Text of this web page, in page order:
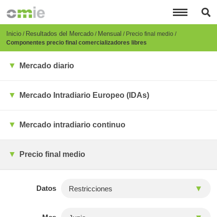
principal
Breadcrumb
Inicio Resultados del Mercado Mensual
Precio final medio
Componentes precio final comercializadores libres
Mercado diario
Mercado Intradiario Europeo (IDAs)
Mercado intradiario continuo
Precio final medio
Datos